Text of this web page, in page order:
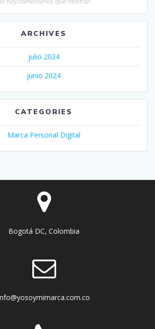
ARCHIVES
julio 2024
junio 2024
CATEGORIES
Marca Personal Digital
Bogotá DC, Colombia